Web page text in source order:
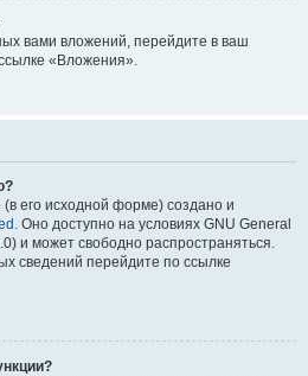
вами вложений, перейдите в ваш
«Вложения».
его исходной форме) создано и
. Оно доступно на условиях GNU General
и может свободно распространяться.
сведений перейдите по ссылке